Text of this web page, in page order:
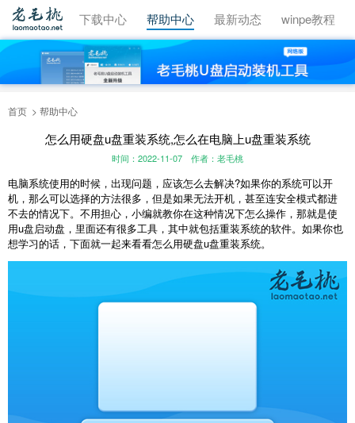
视频教程 下载中心 帮助中心 最新动态 winpe教程
首页 帮助中心
怎么用硬盘u盘重装系统,怎么在电脑上u盘重装系统
时间：2022-11-07 作者：老毛桃
电脑系统使用的时候，出现问题，应该怎么去解决?如果你的系统可以开
机，那么可以选择的方法很多，但是如果无法开机，甚至连安全模式都进
不去的情况下。不用担心，小编就教你在这种情况下怎么操作，那就是使
用u盘启动盘，里面还有很多工具，其中就包括重装系统的软件。如果你也
想学习的话，下面就一起来看看怎么用硬盘u盘重装系统。